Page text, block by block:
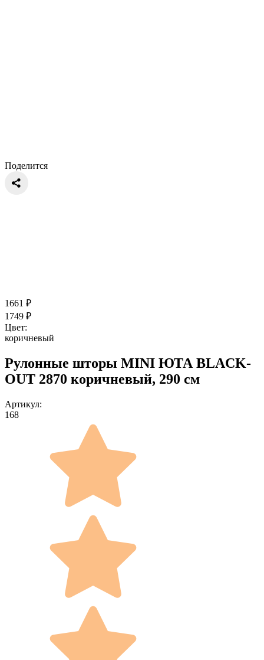
Поделится
1661 ₽
1749 ₽
Цвет:
коричневый
Рулонные шторы MINI ЮТА BLACK-
OUT 2870 коричневый, 290 см
Артикул:
168